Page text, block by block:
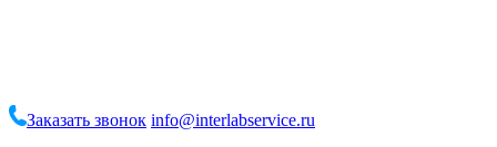
Заказать звонок info@interlabservice.ru